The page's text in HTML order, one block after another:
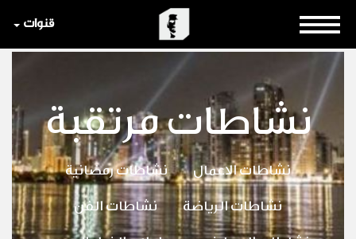
قنوات
نشاطات مرتقبة
نشاطات الاعمال نشاطات رمضانية
نشاطات الرياضة نشاطات الفن